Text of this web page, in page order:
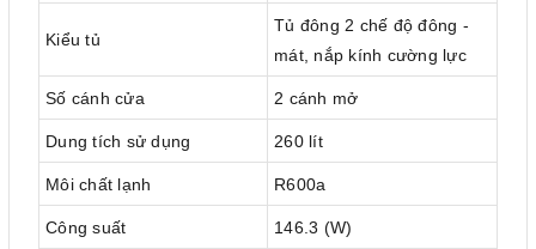
Kiểu tủ
Tủ đông 2 chế độ đông -
mát, nắp kính cường lực
Số cánh cửa 2 cánh mở
Dung tích sử dụng 260 lít
Môi chất lạnh R600a
Công suất 146.3 (W)